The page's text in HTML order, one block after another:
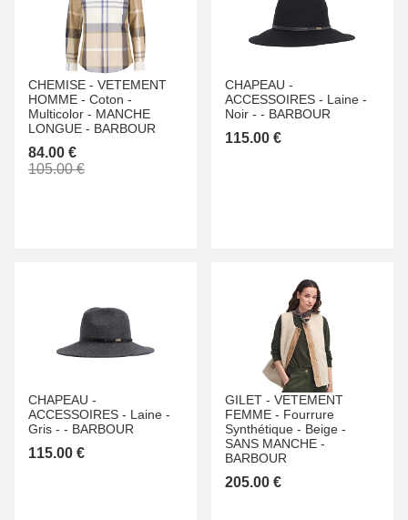
CHEMISE - VETEMENT
HOMME - Coton -
Multicolor - MANCHE
LONGUE - BARBOUR
84.00 €
105.00 €
CHAPEAU -
ACCESSOIRES - Laine -
Noir - - BARBOUR
115.00 €
CHAPEAU -
ACCESSOIRES - Laine -
Gris - - BARBOUR
115.00 €
GILET - VETEMENT
FEMME - Fourrure
Synthétique - Beige -
SANS MANCHE -
BARBOUR
205.00 €